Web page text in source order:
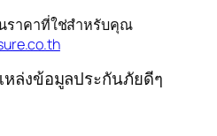
ราคาที่ใช่สำหรับคุณ
หล่งข้อมูลประกันภัยดีๆ